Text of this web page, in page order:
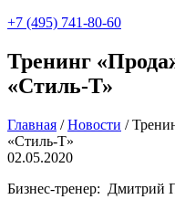
+7 (495) 741-80-60
Тренинг
«Стиль-Т»
Главная /Новости /
«Стиль-Т»
02.05.2020
Бизнес-тренер: Дмитрий